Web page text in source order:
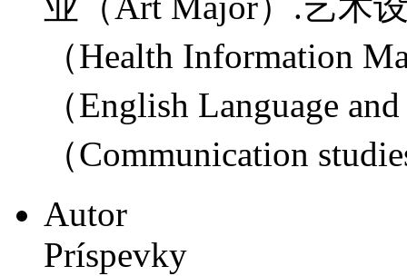
（Health Information
（English Language
（Communication
Autor
Príspevky